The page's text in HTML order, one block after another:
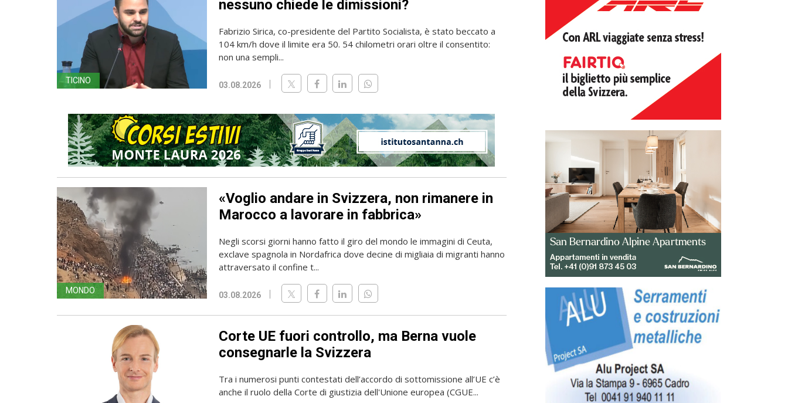
TICINO
nessuno chiede le dimissioni?
Fabrizio Sirica, co-presidente del Partito Socialista, è stato beccato a
104 km/h dove il limite era 50. 54 chilometri orari oltre il consentito:
non una sempli...
03.08.2026
MONDO
«Voglio andare in Svizzera, non rimanere in
Marocco a lavorare in fabbrica»
Negli scorsi giorni hanno fatto il giro del mondo le immagini di Ceuta,
exclave spagnola in Nordafrica dove decine di migliaia di migranti hanno
attraversato il confine t...
03.08.2026
Corte UE fuori controllo, ma Berna vuole
consegnarle la Svizzera
Tra i numerosi punti contestati dell’accordo di sottomissione all’UE c’è
anche il ruolo della Corte di giustizia dell'Unione europea (CGUE...